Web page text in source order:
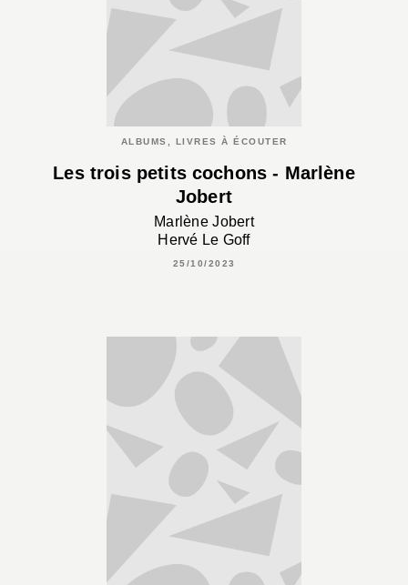
ALBUMS, LIVRES À ÉCOUTER
Les trois petits cochons - Marlène
Jobert
Marlène Jobert
Hervé Le Goff
25/10/2023